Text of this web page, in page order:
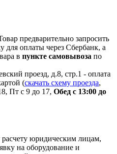
предварительно запросить
для оплаты через Сбербанк, а
в пункте самовывоза по
проезд, д.8, стр.1 - оплата
(скачать схему проезда,
Пт с 9 до 17, Обед с 13:00 до
юридическим лицам,
на оборудование и